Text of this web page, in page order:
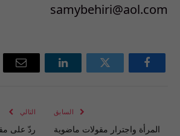
samybehiri@aol.com
فيسبوك تويتر لينكدإن
البريد
السابق
المرأة واجترار مقولات ماضوية
التالي
ردّ على